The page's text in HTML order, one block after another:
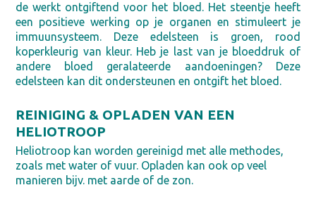
de werkt ontgiftend voor het bloed. Het steentje heeft
een positieve werking op je organen en stimuleert je
immuunsysteem. Deze edelsteen is groen, rood
koperkleurig van kleur. Heb je last van je bloeddruk of
andere bloed geralateerde aandoeningen? Deze
edelsteen kan dit ondersteunen en ontgift het bloed.
REINIGING & OPLADEN VAN EEN
HELIOTROOP
Heliotroop kan worden gereinigd met alle methodes,
zoals met water of vuur. Opladen kan ook op veel
manieren bijv. met aarde of de zon.